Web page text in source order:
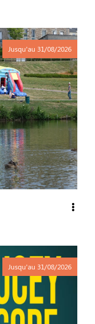
Jusqu'au 31/08/2026
Jusqu'au 31/08/2026